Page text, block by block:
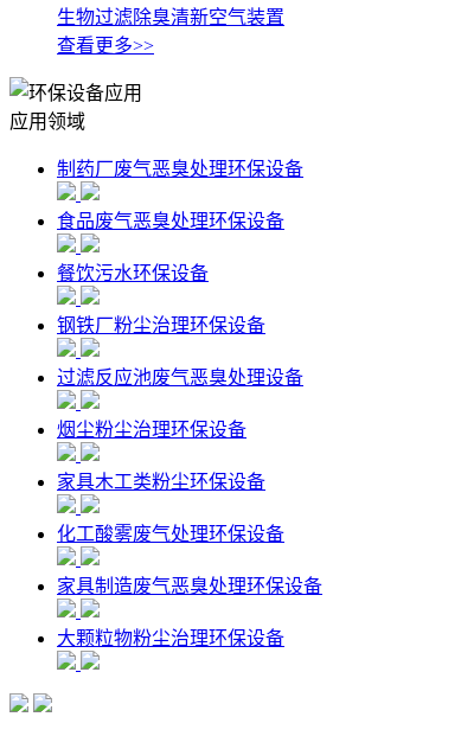
生物过滤除臭清新空气装置
查看更多>>
应用领域
制药厂废气恶臭处理环保设备
食品废气恶臭处理环保设备
餐饮污水环保设备
钢铁厂粉尘治理环保设备
过滤反应池废气恶臭处理设备
烟尘粉尘治理环保设备
家具木工类粉尘环保设备
化工酸雾废气处理环保设备
家具制造废气恶臭处理环保设备
大颗粒物粉尘治理环保设备